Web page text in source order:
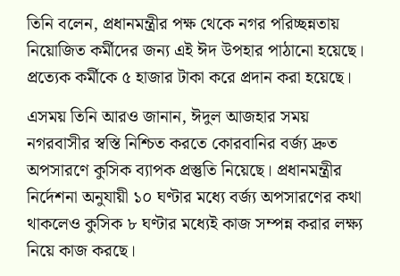
তিনি বলেন, প্রধানমন্ত্রীর পক্ষ থেকে নগর পরিচ্ছন্নতায়
নিয়োজিত কর্মীদের জন্য এই ঈদ উপহার পাঠানো হয়েছে।
প্রত্যেক কর্মীকে ৫ হাজার টাকা করে প্রদান করা হয়েছে।
এসময় তিনি আরও জানান, ঈদুল আজহার সময়
নগরবাসীর স্বস্তি নিশ্চিত করতে কোরবানির বর্জ্য দ্রুত
অপসারণে কুসিক ব্যাপক প্রস্তুতি নিয়েছে। প্রধানমন্ত্রীর
নির্দেশনা অনুযায়ী ১০ ঘণ্টার মধ্যে বর্জ্য অপসারণের কথা
থাকলেও কুসিক ৮ ঘণ্টার মধ্যেই কাজ সম্পন্ন করার লক্ষ্য
নিয়ে কাজ করছে।